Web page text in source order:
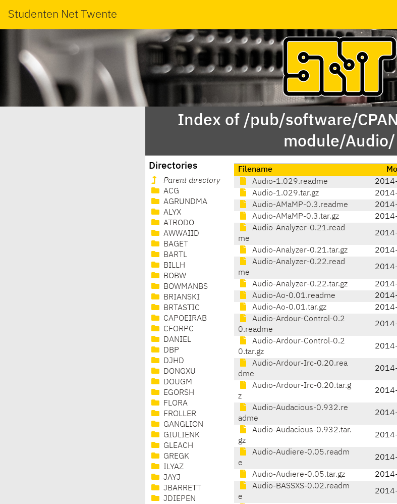
Studenten Net Twente
Index of /pub/software/
module/Audio/
Directories
Parent directory
ACG
AGRUNDMA
ALYX
ATRODO
AWWAIID
BAGET
BARTL
BILLH
BOBW
BOWMANBS
BRIANSKI
BRTASTIC
CAPOEIRAB
CFORPC
DANIEL
DBP
DJHD
DONGXU
DOUGM
EGORSH
FLORA
FROLLER
GANGLION
GIULIENK
GLEACH
GREGK
ILYAZ
JAYJ
JBARRETT
JDIEPEN
Filename
Audio-1.029.readme
Audio-1.029.tar.gz
Audio-AMaMP-0.3.readme
Audio-AMaMP-0.3.tar.gz
Audio-Analyzer-0.21.read
me
Audio-Analyzer-0.21.tar.gz
Audio-Analyzer-0.22.read
me
Audio-Analyzer-0.22.tar.gz
Audio-Ao-0.01.readme
Audio-Ao-0.01.tar.gz
Audio-Ardour-Control-0.2
0.readme
Audio-Ardour-Control-0.2
0.tar.gz
Audio-Ardour-Irc-0.20.rea
dme
Audio-Ardour-Irc-0.20.tar.g
z
Audio-Audacious-0.932.re
adme
Audio-Audacious-0.932.tar.
gz
Audio-Audiere-0.05.readm
e
Audio-Audiere-0.05.tar.gz
Audio-BASSXS-0.02.readm
e